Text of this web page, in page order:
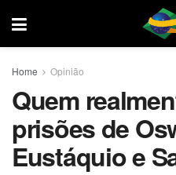
Home Opinião
Quem
prisões de
Eustáquio e